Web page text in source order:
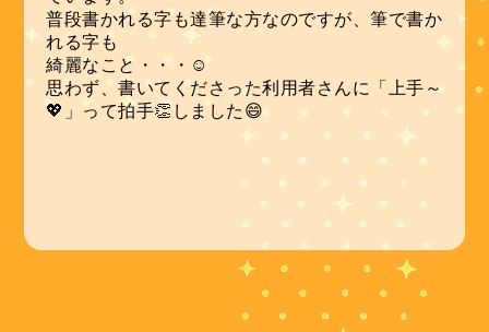
普段書かれる字も達筆な方なのですが、筆で書か
れる字も
綺麗なこと・・・☺
思わず、書いてくださった利用者さんに「上手～
💖」って拍手👏しました😄